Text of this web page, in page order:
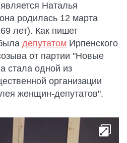
Наталья
родилась 12 марта
лет). Как пишет
депутатом Ирпенского
от партии "Новые
стала одной из
организации
женщин-депутатов".